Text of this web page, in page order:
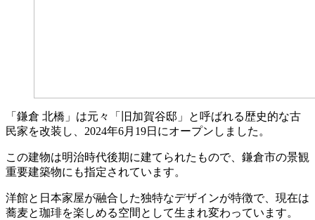
「鎌倉 北橋」は元々「旧加賀谷邸」と呼ばれる歴史的な古
民家を改装し、2024年6月19日にオープンしました。
この建物は明治時代後期に建てられたもので、鎌倉市の景観
重要建築物にも指定されています。
洋館と日本家屋が融合した独特なデザインが特徴で、現在は
蕎麦と珈琲を楽しめる空間として生まれ変わっています。